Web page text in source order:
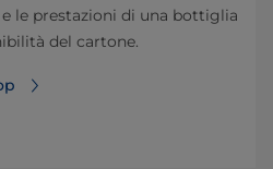
le prestazioni di una bottiglia
del cartone.